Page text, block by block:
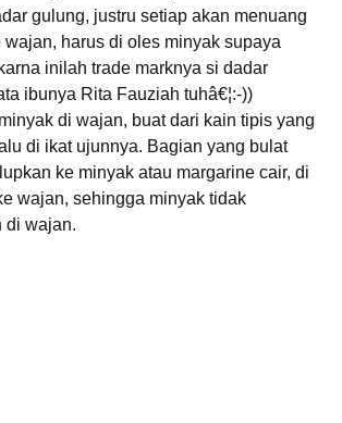
gulung, justru setiap akan menuang
wajan, harus di oles minyak supaya
inilah trade marknya si dadar
ibunya Rita Fauziah tuhâ€¦:-))
di wajan, buat dari kain tipis yang
di ikat ujunnya. Bagian yang bulat
ke minyak atau margarine cair, di
wajan, sehingga minyak tidak
di wajan.